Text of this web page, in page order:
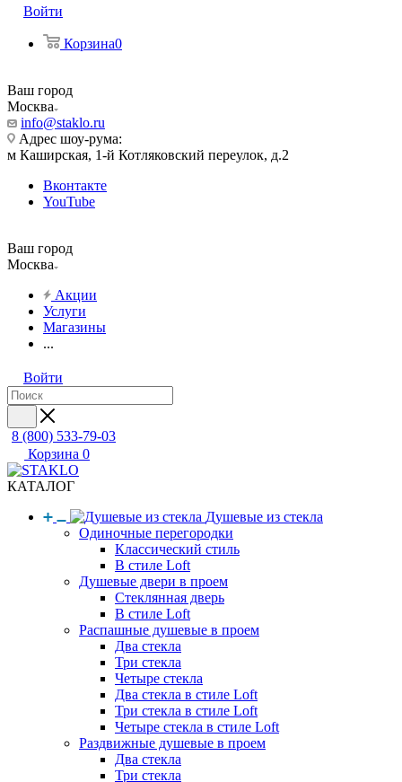
Войти
Корзина0
Ваш город
Москва
info@staklo.ru
Адрес шоу-рума:
м Каширская, 1-й Котляковский переулок, д.2
Вконтакте
YouTube
Ваш город
Москва
Акции
Услуги
Магазины
...
Войти
8 (800) 533-79-03
Корзина 0
КАТАЛОГ
Душевые из стекла
Одиночные перегородки
Классический стиль
В стиле Loft
Душевые двери в проем
Стеклянная дверь
В стиле Loft
Распашные душевые в проем
Два стекла
Три стекла
Четыре стекла
Два стекла в стиле Loft
Три стекла в стиле Loft
Четыре стекла в стиле Loft
Раздвижные душевые в проем
Два стекла
Три стекла